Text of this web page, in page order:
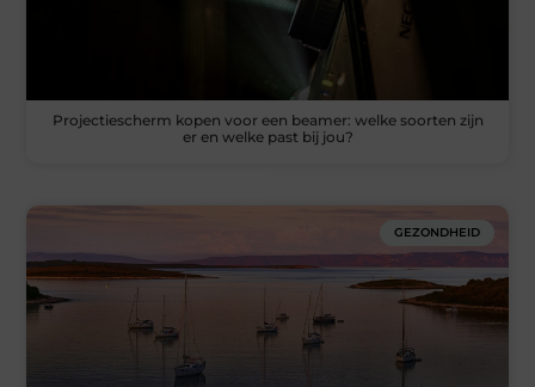
Projectiescherm kopen voor een beamer: welke soorten zijn
er en welke past bij jou?
GEZONDHEID